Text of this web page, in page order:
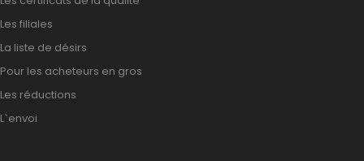
Les filiales
La liste de désirs
Pour les acheteurs en gros
Les réductions
L`envoi